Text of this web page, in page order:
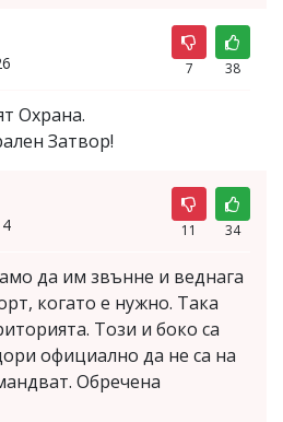
7 38
Охрана.
Затвор!
11 34
да им звънне и веднага
когато е нужно. Така
Този и боко са
официално да не са на
Обречена